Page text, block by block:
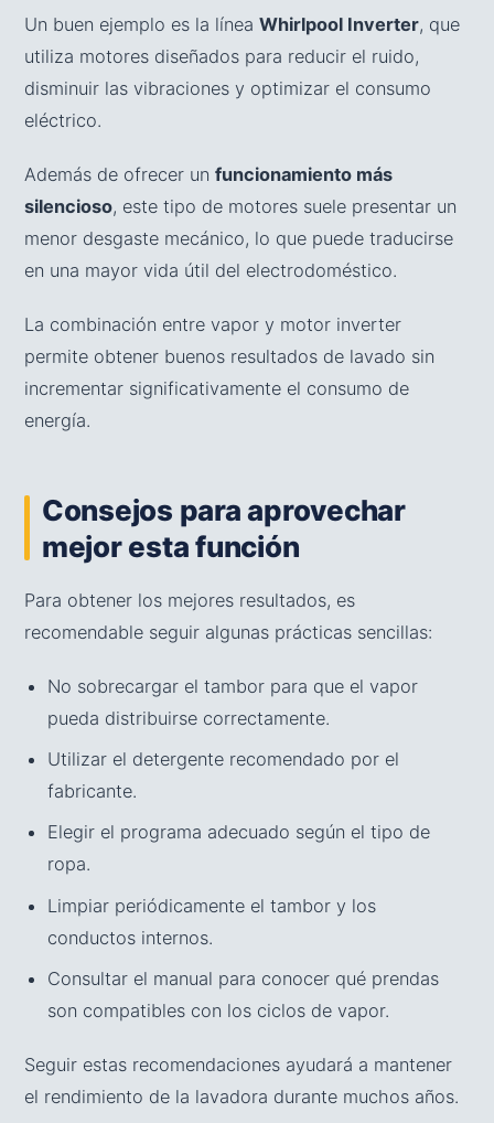
Un buen ejemplo es la línea Whirlpool Inverter, que
utiliza motores diseñados para reducir el ruido,
disminuir las vibraciones y optimizar el consumo
eléctrico.
Además de ofrecer un funcionamiento más
silencioso, este tipo de motores suele presentar un
menor desgaste mecánico, lo que puede traducirse
en una mayor vida útil del electrodoméstico.
La combinación entre vapor y motor inverter
permite obtener buenos resultados de lavado sin
incrementar significativamente el consumo de
energía.
Consejos para aprovechar
mejor esta función
Para obtener los mejores resultados, es
recomendable seguir algunas prácticas sencillas:
No sobrecargar el tambor para que el vapor
pueda distribuirse correctamente.
Utilizar el detergente recomendado por el
fabricante.
Elegir el programa adecuado según el tipo de
ropa.
Limpiar periódicamente el tambor y los
conductos internos.
Consultar el manual para conocer qué prendas
son compatibles con los ciclos de vapor.
Seguir estas recomendaciones ayudará a mantener
el rendimiento de la lavadora durante muchos años.